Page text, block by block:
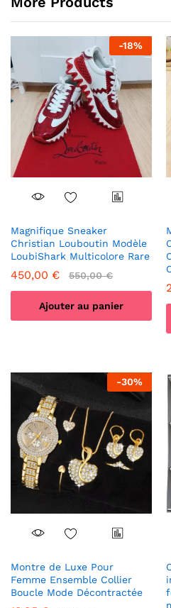
-18%
Magnifique Sneaker
Christian Louboutin Modèle
LoubiShark Multicolore Rare
450,00 € 550,00€
Ajouter au panier
-30%
Montre de Luxe Pour
Femme Ensemble Collier
Boucle Mode Décontractée